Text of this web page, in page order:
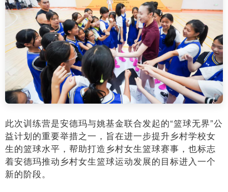
此次训练营是安德玛与姚基金联合发起的“篮球无界”公
益计划的重要举措之一，旨在进一步提升乡村学校女
生的篮球水平，帮助打造乡村女生篮球赛事，也标志
着安德玛推动乡村女生篮球运动发展的目标进入一个
新的阶段。